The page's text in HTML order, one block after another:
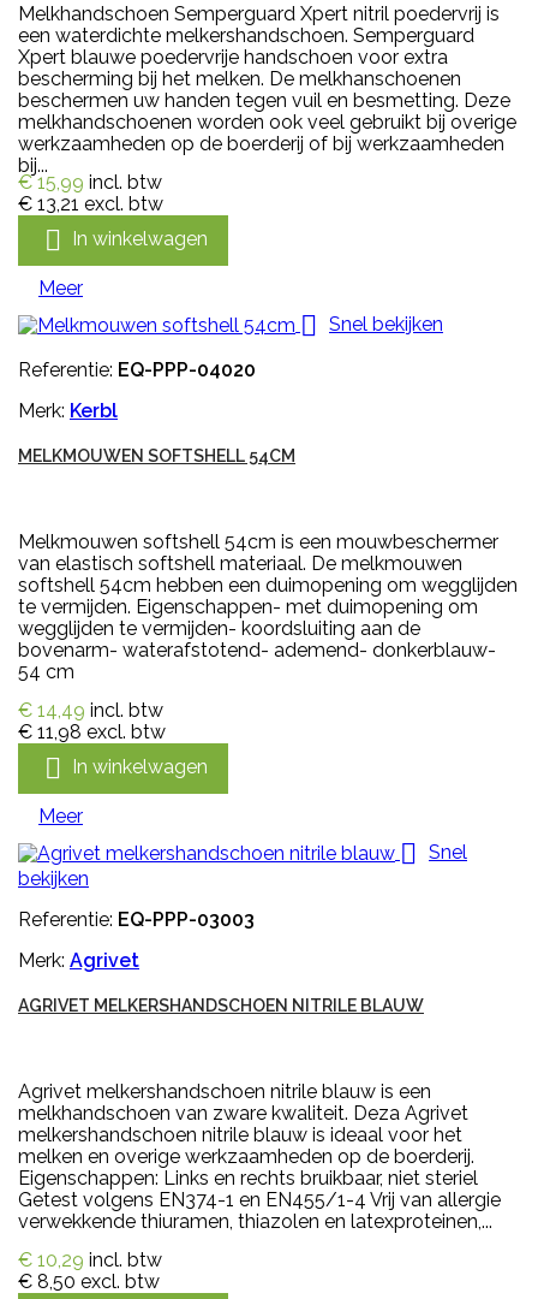
Melkhandschoen Semperguard Xpert nitril poedervrij is
een waterdichte melkershandschoen. Semperguard
Xpert blauwe poedervrije handschoen voor extra
bescherming bij het melken. De melkhanschoenen
beschermen uw handen tegen vuil en besmetting. Deze
melkhandschoenen worden ook veel gebruikt bij overige
werkzaamheden op de boerderij of bij werkzaamheden
bij...
€ 15,99 incl. btw
€ 13,21 excl. btw
 In winkelwagen
Meer
 Snel bekijken
Referentie: EQ-PPP-04020
Merk: Kerbl
MELKMOUWEN SOFTSHELL 54CM
Melkmouwen softshell 54cm is een mouwbeschermer
van elastisch softshell materiaal. De melkmouwen
softshell 54cm hebben een duimopening om wegglijden
te vermijden. Eigenschappen- met duimopening om
wegglijden te vermijden- koordsluiting aan de
bovenarm- waterafstotend- ademend- donkerblauw-
54 cm
€ 14,49 incl. btw
€ 11,98 excl. btw
 In winkelwagen
Meer
 Snel
bekijken
Referentie: EQ-PPP-03003
Merk: Agrivet
AGRIVET MELKERSHANDSCHOEN NITRILE BLAUW
Agrivet melkershandschoen nitrile blauw is een
melkhandschoen van zware kwaliteit. Deza Agrivet
melkershandschoen nitrile blauw is ideaal voor het
melken en overige werkzaamheden op de boerderij.
Eigenschappen: Links en rechts bruikbaar, niet steriel
Getest volgens EN374-1 en EN455/1-4 Vrij van allergie
verwekkende thiuramen, thiazolen en latexproteinen,...
€ 10,29 incl. btw
€ 8,50 excl. btw